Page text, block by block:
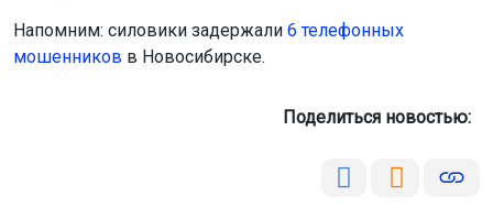
Напомним: силовики задержали 6 телефонных
мошенников в Новосибирске.
Поделиться новостью: